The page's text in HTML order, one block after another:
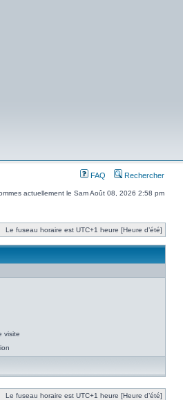
FAQ Rechercher
actuellement le Sam Août 08, 2026 2:58 pm
Le fuseau horaire est UTC+1 heure [Heure d’été]
visite
Le fuseau horaire est UTC+1 heure [Heure d’été]